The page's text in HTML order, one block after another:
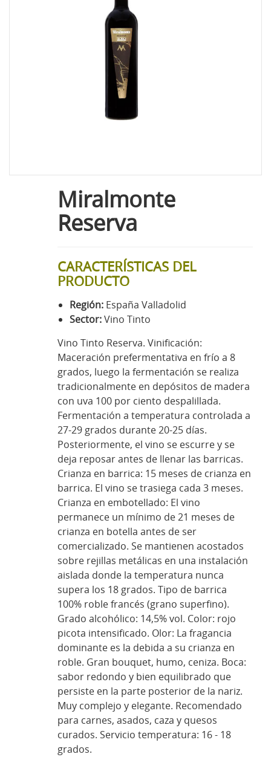
Miralmonte
Reserva
CARACTERÍSTICAS DEL
PRODUCTO
Región: España Valladolid
Sector:Vino Tinto
Vino Tinto Reserva. Vinificación:
Maceración prefermentativa en frío a 8
grados, luego la fermentación se realiza
tradicionalmente en depósitos de madera
con uva 100 por ciento despalillada.
Fermentación a temperatura controlada a
27-29 grados durante 20-25 días.
Posteriormente, el vino se escurre y se
deja reposar antes de llenar las barricas.
Crianza en barrica: 15 meses de crianza en
barrica. El vino se trasiega cada 3 meses.
Crianza en embotellado: El vino
permanece un mínimo de 21 meses de
crianza en botella antes de ser
comercializado. Se mantienen acostados
sobre rejillas metálicas en una instalación
aislada donde la temperatura nunca
supera los 18 grados. Tipo de barrica
100% roble francés (grano superfino).
Grado alcohólico: 14,5% vol. Color: rojo
picota intensificado. Olor: La fragancia
dominante es la debida a su crianza en
roble. Gran bouquet, humo, ceniza. Boca:
sabor redondo y bien equilibrado que
persiste en la parte posterior de la nariz.
Muy complejo y elegante. Recomendado
para carnes, asados, caza y quesos
curados. Servicio temperatura: 16 - 18
grados.